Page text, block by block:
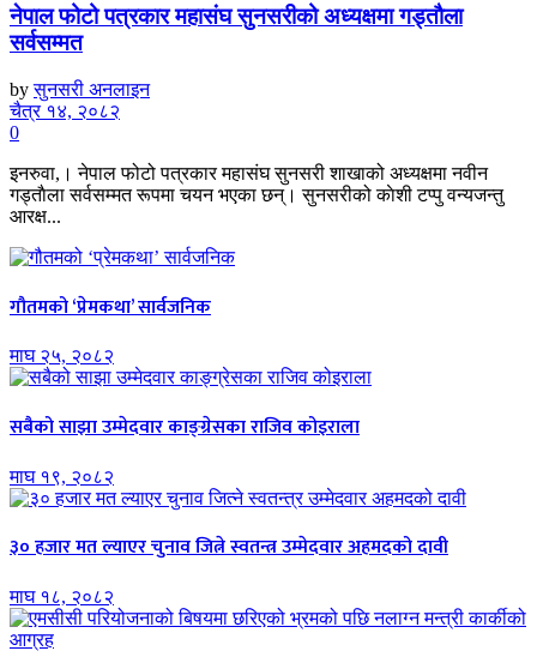
नेपाल फोटो पत्रकार महासंघ सुनसरीको अध्यक्षमा गड्ताैला
सर्वसम्मत
by सुनसरी अनलाइन
चैत्र १४, २०८२
0
इनरुवा,। नेपाल फोटो पत्रकार महासंघ सुनसरी शाखाको अध्यक्षमा नवीन
गड्ताैला सर्वसम्मत रूपमा चयन भएका छन्। सुनसरीको काेशी टप्पु वन्यजन्तु
आरक्ष...
गौतमको ‘प्रेमकथा’ सार्वजनिक
माघ २५, २०८२
सबैको साझा उम्मेदवार काङ्ग्रेसका राजिव कोइराला
माघ १९, २०८२
३० हजार मत ल्याएर चुनाव जित्ने स्वतन्त्र उम्मेदवार अहमदको दावी
माघ १८, २०८२